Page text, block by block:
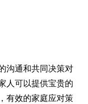
沟通和共同决策对
人可以提供宝贵的
有效的家庭应对策